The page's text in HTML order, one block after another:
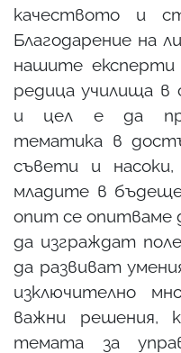
качеството и
Благодарение на
нашите
редица училища
и цел е да
тематика в
съвети и
младите в
опит се опитваме
да изграждат
да развиват
изключително
важни решения,
темата за